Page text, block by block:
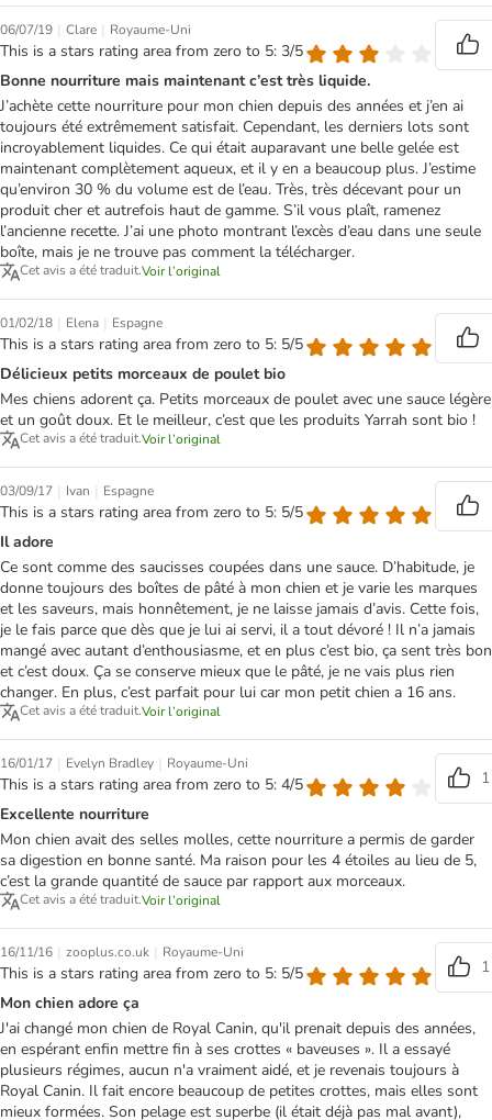
06/07/19 | Clare | Royaume-Uni
This is a stars rating area from zero to 5: 3/5
Bonne nourriture mais maintenant c’est très liquide.
J’achète cette nourriture pour mon chien depuis des années et j’en ai
toujours été extrêmement satisfait. Cependant, les derniers lots sont
incroyablement liquides. Ce qui était auparavant une belle gelée est
maintenant complètement aqueux, et il y en a beaucoup plus. J’estime
qu’environ 30 % du volume est de l’eau. Très, très décevant pour un
produit cher et autrefois haut de gamme. S’il vous plaît, ramenez
l’ancienne recette. J’ai une photo montrant l’excès d’eau dans une seule
boîte, mais je ne trouve pas comment la télécharger.
Cet avis a été traduit.Voir l’original
01/02/18 | Elena | Espagne
This is a stars rating area from zero to 5: 5/5
Délicieux petits morceaux de poulet bio
Mes chiens adorent ça. Petits morceaux de poulet avec une sauce légère
et un goût doux. Et le meilleur, c’est que les produits Yarrah sont bio !
Cet avis a été traduit.Voir l’original
03/09/17 | Ivan | Espagne
This is a stars rating area from zero to 5: 5/5
Il adore
Ce sont comme des saucisses coupées dans une sauce. D’habitude, je
donne toujours des boîtes de pâté à mon chien et je varie les marques
et les saveurs, mais honnêtement, je ne laisse jamais d’avis. Cette fois,
je le fais parce que dès que je lui ai servi, il a tout dévoré ! Il n’a jamais
mangé avec autant d’enthousiasme, et en plus c’est bio, ça sent très bon
et c’est doux. Ça se conserve mieux que le pâté, je ne vais plus rien
changer. En plus, c’est parfait pour lui car mon petit chien a 16 ans.
Cet avis a été traduit.Voir l’original
16/01/17 | Evelyn Bradley | Royaume-Uni
This is a stars rating area from zero to 5: 4/5
1
Excellente nourriture
Mon chien avait des selles molles, cette nourriture a permis de garder
sa digestion en bonne santé. Ma raison pour les 4 étoiles au lieu de 5,
c’est la grande quantité de sauce par rapport aux morceaux.
Cet avis a été traduit.Voir l’original
16/11/16 | zooplus.co.uk | Royaume-Uni
This is a stars rating area from zero to 5: 5/5
1
Mon chien adore ça
J'ai changé mon chien de Royal Canin, qu'il prenait depuis des années,
en espérant enfin mettre fin à ses crottes « baveuses ». Il a essayé
plusieurs régimes, aucun n'a vraiment aidé, et je revenais toujours à
Royal Canin. Il fait encore beaucoup de petites crottes, mais elles sont
mieux formées. Son pelage est superbe (il était déjà pas mal avant),